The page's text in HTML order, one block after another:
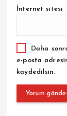
İnternet sitesi
Daha
e-posta
kaydedilsin.